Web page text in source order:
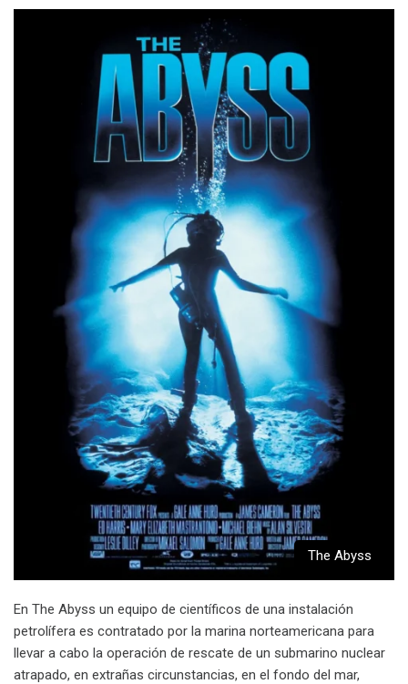
The Abyss
En The Abyss un equipo de científicos de una instalación
petrolífera es contratado por la marina norteamericana para
llevar a cabo la operación de rescate de un submarino nuclear
atrapado, en extrañas circunstancias, en el fondo del mar,